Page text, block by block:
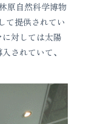
原自然科学博物
て提供されてい
対しては太陽
されていて、